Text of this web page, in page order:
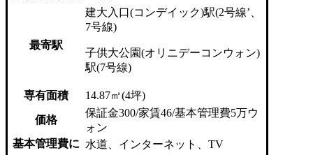
最寄駅
建大入口(コンデイック)駅(2号線’、
7号線)
子供大公園(オリニデーコンウォン)
駅(7号線)
専有面積 14.87㎡(4坪)
価格
保証金300/家賃46/基本管理費5万ウ
ォン
基本管理費に 水道、インターネット、TV